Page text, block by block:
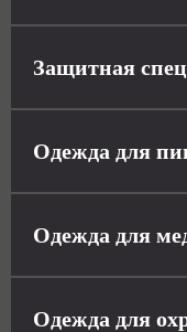
Защитная
Одежда для
Одежда для
Одежда для